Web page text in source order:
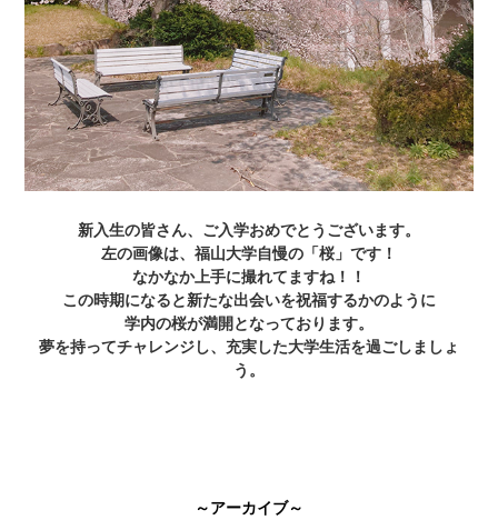
新入生の皆さん、ご入学おめでとうございます。
左の画像は、福山大学自慢の「桜」です！
なかなか上手に撮れてますね！！
この時期になると新たな出会いを祝福するかのように
学内の桜が満開となっております。
夢を持ってチャレンジし、充実した大学生活を過ごしましょ
う。
～アーカイブ～